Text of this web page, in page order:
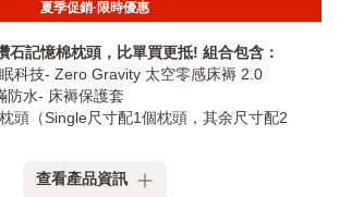
夏季促銷·限時優惠
石記憶棉枕頭，比單買更抵! 組合包含：
科技- Zero Gravity 太空零感床褥 2.0
防水- 床褥保護套
頭（Single尺寸配1個枕頭，其余尺寸配2
查看產品資訊